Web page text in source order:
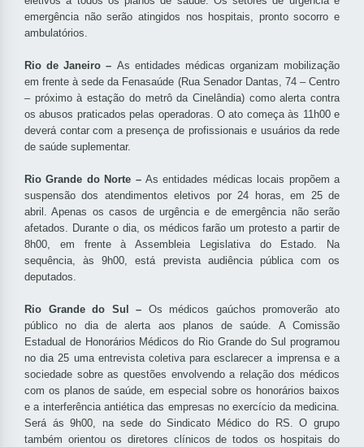
emergência não serão atingidos nos hospitais, pronto socorro e
ambulatórios.
Rio de Janeiro – As entidades médicas organizam mobilização
em frente à sede da Fenasaúde (Rua Senador Dantas, 74 – Centro
– próximo à estação do metrô da Cinelândia) como alerta contra
os abusos praticados pelas operadoras. O ato começa às 11h00 e
deverá contar com a presença de profissionais e usuários da rede
de saúde suplementar.
Rio Grande do Norte – As entidades médicas locais propõem a
suspensão dos atendimentos eletivos por 24 horas, em 25 de
abril. Apenas os casos de urgência e de emergência não serão
afetados. Durante o dia, os médicos farão um protesto a partir de
8h00, em frente à Assembleia Legislativa do Estado. Na
sequência, às 9h00, está prevista audiência pública com os
deputados.
Rio Grande do Sul – Os médicos gaúchos promoverão ato
público no dia de alerta aos planos de saúde. A Comissão
Estadual de Honorários Médicos do Rio Grande do Sul programou
no dia 25 uma entrevista coletiva para esclarecer a imprensa e a
sociedade sobre as questões envolvendo a relação dos médicos
com os planos de saúde, em especial sobre os honorários baixos
e a interferência antiética das empresas no exercício da medicina.
Será ás 9h00, na sede do Sindicato Médico do RS. O grupo
também orientou os diretores clínicos de todos os hospitais do